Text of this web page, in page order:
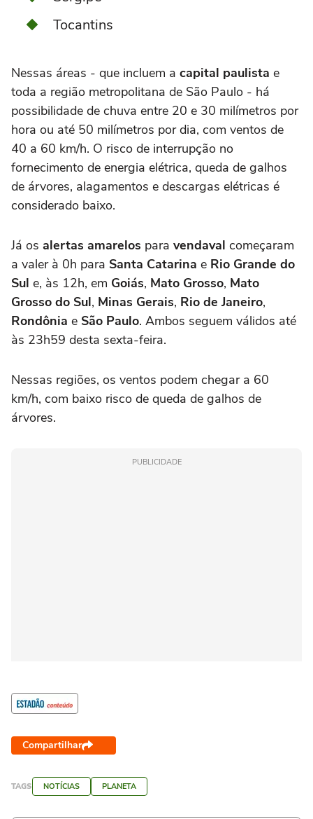
Tocantins
Nessas áreas - que incluem a capital paulista e
toda a região metropolitana de São Paulo - há
possibilidade de chuva entre 20 e 30 milímetros por
hora ou até 50 milímetros por dia, com ventos de
40 a 60 km/h. O risco de interrupção no
fornecimento de energia elétrica, queda de galhos
de árvores, alagamentos e descargas elétricas é
considerado baixo.
Já os alertas amarelos para vendaval começaram
a valer à 0h para Santa Catarina e Rio Grande do
Sul e, às 12h, em Goiás, Mato Grosso, Mato
Grosso do Sul, Minas Gerais, Rio de Janeiro,
Rondônia e São Paulo. Ambos seguem válidos até
às 23h59 desta sexta-feira.
Nessas regiões, os ventos podem chegar a 60
km/h, com baixo risco de queda de galhos de
árvores.
PUBLICIDADE
Compartilhar
TAGS NOTÍCIAS PLANETA